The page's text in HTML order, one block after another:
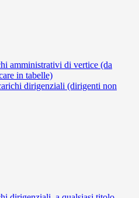
amministrativi di vertice (da
in tabelle)
dirigenziali (dirigenti non